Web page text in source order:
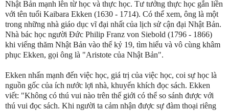
Nhật Bản mạnh lên từ học và thực học. Tư tưởng thực học gắn liền
với tên tuổi Kaibara Ekken (1630 - 1714). Có thể xem, ông là một
trong những nhà giáo dục vĩ đại nhất của lịch sử cận đại Nhật Bản.
Nhà bác học người Đức Philip Franz von Siebold (1796 - 1866)
khi viếng thăm Nhật Bản vào thế kỷ 19, tìm hiểu và vô cùng khâm
phục Ekken, gọi ông là "Aristote của Nhật Bản".
Ekken nhấn mạnh đến việc học, giá trị của việc học, coi sự học là
nguồn gốc của ích nước lợi nhà, khuyến khích đọc sách. Ekken
viết: "Không có thú vui nào trên thế giới có thể so sánh được với
thú vui đọc sách. Khi người ta cảm nhận được sự đàm thoại riêng